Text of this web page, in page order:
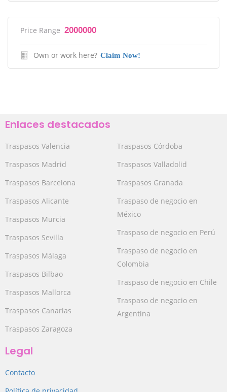
Price Range 2000000
Own or work here? Claim Now!
Enlaces destacados
Traspasos Valencia
Traspasos Madrid
Traspasos Barcelona
Traspasos Alicante
Traspasos Murcia
Traspasos Sevilla
Traspasos Málaga
Traspasos Bilbao
Traspasos Mallorca
Traspasos Canarias
Traspasos Zaragoza
Traspasos Córdoba
Traspasos Valladolid
Traspasos Granada
Traspaso de negocio en
México
Traspaso de negocio en Perú
Traspaso de negocio en
Colombia
Traspaso de negocio en Chile
Traspaso de negocio en
Argentina
Legal
Contacto